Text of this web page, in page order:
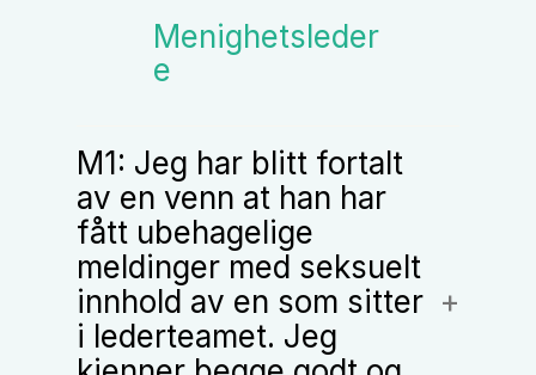
Menighetsleder
e
M1: Jeg har blitt fortalt
av en venn at han har
fått ubehagelige
meldinger med seksuelt
innhold av en som sitter
i lederteamet. Jeg